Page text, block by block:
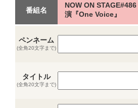
番組名
NOW ON
演『One Voice』
ペンネーム
(全角20文字まで)
タイトル
(全角20文字まで)